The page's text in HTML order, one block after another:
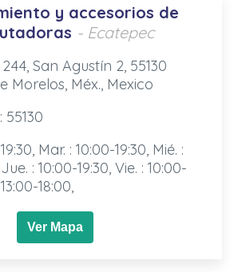
y accesorios de
- Ecatepec
San Agustín 2, 55130
Morelos, Méx., Mexico
Mar. : 10:00-19:30, Mié. :
: 10:00-19:30, Vie. : 10:00-
18:00,
Ver Mapa